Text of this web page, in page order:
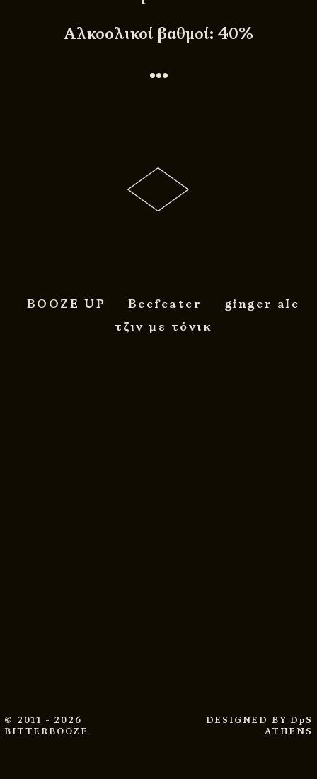
Αλκοολικοί βαθμοί: 40%
•••
BOOZE UP Beefeater
ginger ale
τζιν με τόνικ
© 2011 - 2026
BITTERBOOZE
DESIGNED BY DpS
ATHENS